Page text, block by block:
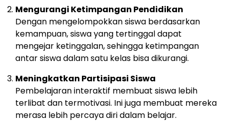
Mengurangi Ketimpangan Pendidikan
Dengan mengelompokkan siswa berdasarkan
kemampuan, siswa yang tertinggal dapat
mengejar ketinggalan, sehingga ketimpangan
antar siswa dalam satu kelas bisa dikurangi.
Meningkatkan Partisipasi Siswa
Pembelajaran interaktif membuat siswa lebih
terlibat dan termotivasi. Ini juga membuat mereka
merasa lebih percaya diri dalam belajar.